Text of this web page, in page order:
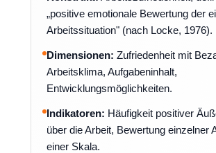
„positive emotionale Bewertung der
Arbeitssituation" (nach Locke, 1976).
Dimensionen: Zufriedenheit mit
Arbeitsklima, Aufgabeninhalt,
Entwicklungsmöglichkeiten.
Indikatoren: Häufigkeit positiver
über die Arbeit, Bewertung einzelner
einer Skala.